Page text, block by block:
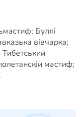
Буллі
вівчарка;
мастиф;